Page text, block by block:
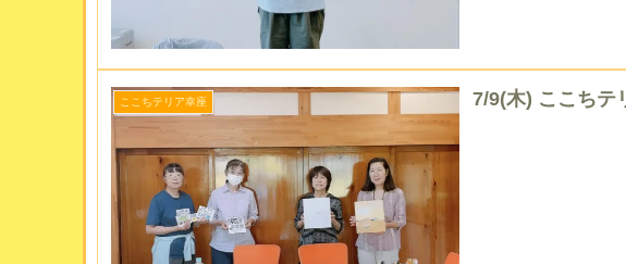
ここちテリア幸座 7/9(木) ここちテ